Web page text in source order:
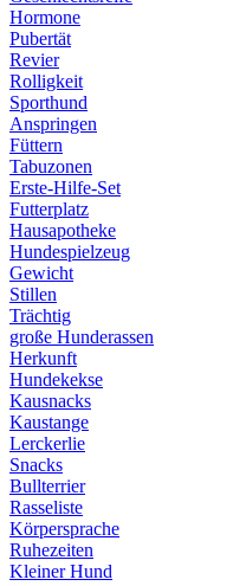
Hormone
Pubertät
Revier
Rolligkeit
Sporthund
Anspringen
Füttern
Tabuzonen
Erste-Hilfe-Set
Futterplatz
Hausapotheke
Hundespielzeug
Gewicht
Stillen
Trächtig
große Hunderassen
Herkunft
Hundekekse
Kausnacks
Kaustange
Lerckerlie
Snacks
Bullterrier
Rasseliste
Körpersprache
Ruhezeiten
Kleiner Hund